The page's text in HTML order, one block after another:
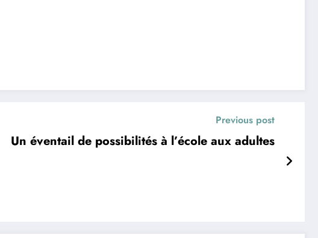
Previous post
Un éventail de possibilités à l’école aux adultes